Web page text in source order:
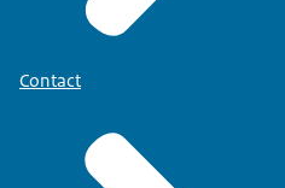
Contact